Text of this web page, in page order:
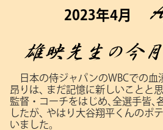
2023年4月
日本の侍ジャパンのWBCでの血
昂りは､
まだ記憶に新しいことと思
監督・コーチをはじめ､全選手皆､
したが､
やはり大谷翔平くんのポ
いました。